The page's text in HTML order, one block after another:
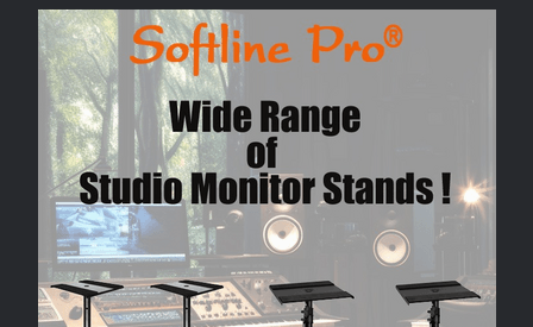
e
b
o
o
k
t
s
A
p
p
e
g
r
a
m
r
e